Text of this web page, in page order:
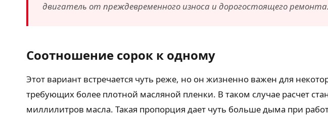
двигатель от преждевременного износа и дорогостоящего ремонта.
Соотношение сорок к одному
Этот вариант встречается чуть реже, но он жизненно важен для
требующих более плотной масляной пленки. В таком случае расчет
миллилитров масла. Такая пропорция дает чуть больше дыма при